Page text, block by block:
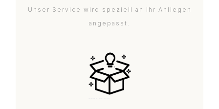
Unser Service wird speziell an Ihr Anliegen
angepasst.